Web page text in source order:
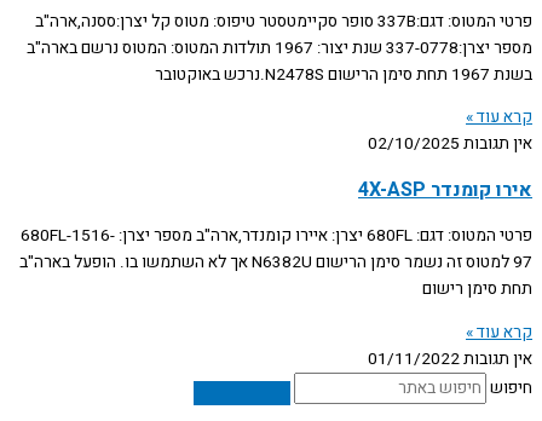
פרטי המטוס: דגם:337B סופר סקיימטסטר טיפוס: מטוס קל יצרן:ססנה,ארה"ב
מספר יצרן:337-0778 שנת יצור: 1967 תולדות המטוס: המטוס נרשם בארה"ב
בשנת 1967 תחת סימן הרישום N2478S.נרכש באוקטובר
קרא עוד »
אין תגובות 02/10/2025
אירו קומנדר 4X-ASP
פרטי המטוס: דגם: 680FL יצרן: איירו קומנדר,ארה"ב מספר יצרן: 680FL-1516-
97 למטוס זה נשמר סימן הרישום N6382U אך לא השתמשו בו. הופעל בארה"ב
תחת סימן רישום
קרא עוד »
אין תגובות01/11/2022
חיפוש